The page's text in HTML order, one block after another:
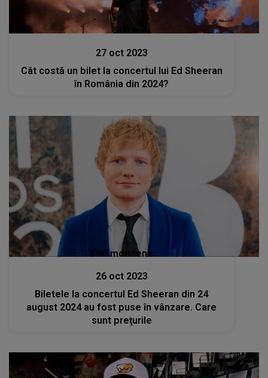
Stiri
27 oct 2023
Cât costă un bilet la concertul lui Ed Sheeran
în România din 2024?
Stiri mondene
26 oct 2023
Biletele la concertul Ed Sheeran din 24
august 2024 au fost puse în vânzare. Care
sunt preţurile